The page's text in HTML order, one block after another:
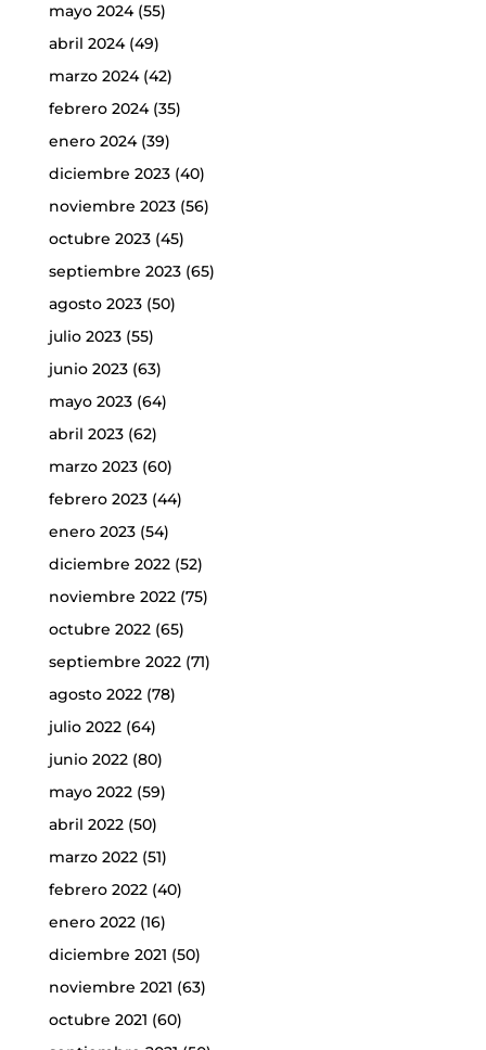
mayo 2024(55)
abril 2024(49)
marzo 2024(42)
febrero 2024(35)
enero 2024(39)
diciembre 2023(40)
noviembre 2023(56)
octubre 2023(45)
septiembre 2023(65)
agosto 2023(50)
julio 2023(55)
junio 2023(63)
mayo 2023(64)
abril 2023(62)
marzo 2023(60)
febrero 2023(44)
enero 2023(54)
diciembre 2022(52)
noviembre 2022(75)
octubre 2022(65)
septiembre 2022(71)
agosto 2022(78)
julio 2022(64)
junio 2022(80)
mayo 2022(59)
abril 2022(50)
marzo 2022(51)
febrero 2022(40)
enero 2022(16)
diciembre 2021 (50)
noviembre 2021 (63)
octubre 2021 (60)